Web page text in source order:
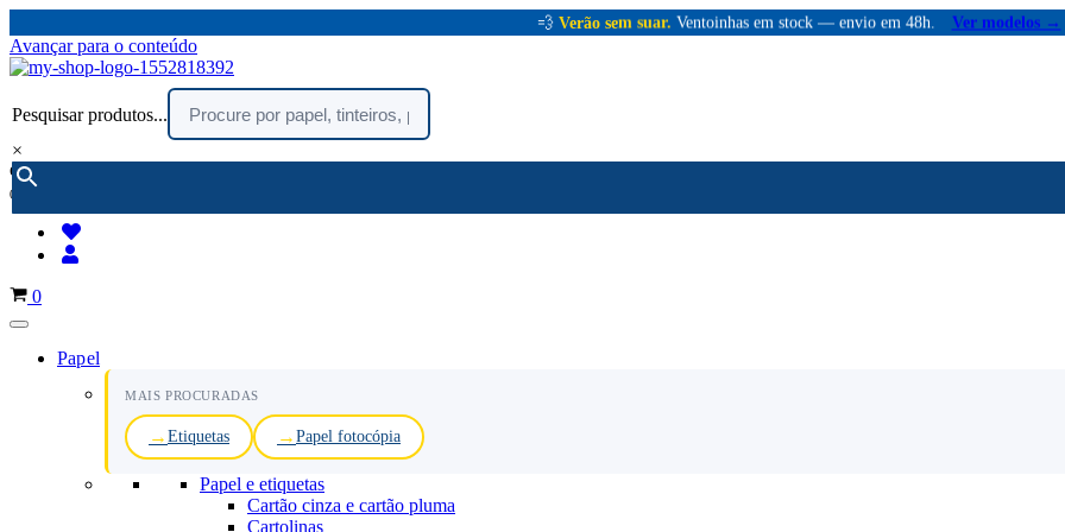
💨 Verão sem suar. Ventoinhas em stock — envio em 48h. Ver modelos →
Avançar para o conteúdo
Pesquisar produtos...
×
encomendar por telefone :
(chamada rede fixa nacional)
Carrinho
0
Papel
MAIS PROCURADAS
Etiquetas Papel fotocópia
Papel e etiquetas
Cartão cinza e cartão pluma
Cartolinas